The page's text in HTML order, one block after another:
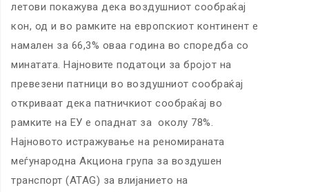
летови покажува дека воздушниот сообраќај
кон, од и во рамките на европскиот континент е
намален за 66,3% оваа година во споредба со
минатата. Најновите податоци за бројот на
превезени патници во воздушниот сообраќај
откриваат дека патничкиот сообраќај во
рамките на ЕУ е опаднат за околу 78%.
Најновото истражување на реномираната
меѓународна Акциона група за воздушен
транспорт (ATAG) за влијанието на